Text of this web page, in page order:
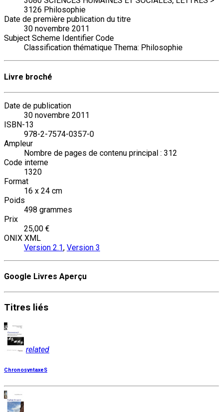
3126 Philosophie
Date de première publication du titre
30 novembre 2011
Subject Scheme Identifier Code
Classification thématique Thema: Philosophie
Livre broché
Date de publication
30 novembre 2011
ISBN-13
978-2-7574-0357-0
Ampleur
Nombre de pages de contenu principal : 312
Code interne
1320
Format
16 x 24 cm
Poids
498 grammes
Prix
25,00 €
ONIX XML
Version 2.1, Version 3
Google Livres Aperçu
Titres liés
related
ChronosyntaxeS